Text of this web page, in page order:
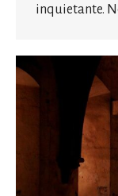
inquietante.